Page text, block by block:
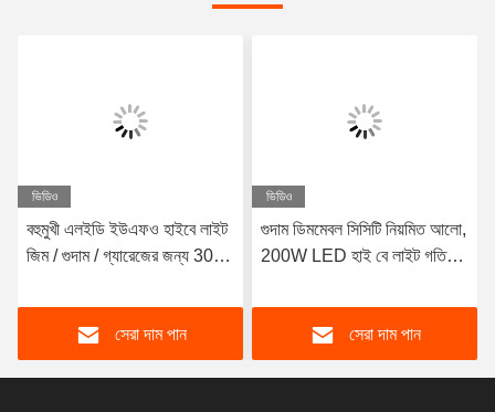
ভিডিও
বহুমুখী এলইডি ইউএফও হাইবে লাইট
জিম / গুদাম / গ্যারেজের জন্য 3000
সেরা দাম পান
ভিডিও
গুদাম ডিমমেবল সিসিটি নিয়মিত আলো,
200W LED হাই বে লাইট গতি
সেরা দাম পান